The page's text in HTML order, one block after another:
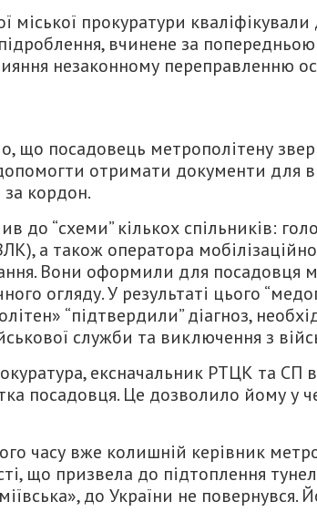
міської прокуратури кваліфікували
вчинене за
незаконному переправленню
що посадовець метрополітену
отримати документи для
за кордон.
до “схеми” кількох спільників:
а також оператора
Вони оформили для посадовця
огляду. У результаті цього
“підтвердили” діагноз,
служби та виключення з
ексначальник РТЦК та
посадовця. Це дозволило йому у
часу вже колишній керівник
що призвела до підтоплення
до України не повернувся.